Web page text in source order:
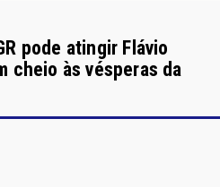
pode atingir Flávio
cheio às vésperas da